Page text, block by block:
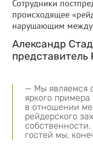
Сотрудники
происходящее
нарушающим
Александр
— Мы являемся
яркого
в отношении
рейдерского
гостей мы,